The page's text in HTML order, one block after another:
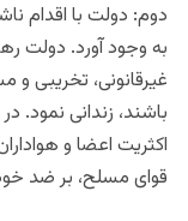
دوم: دولت با اقدام
به وجود آورد. دولت
غیرقانونی، تخریبی
باشند، زندانی نمود.
اکثریت اعضا و
قوای مسلح، بر ضد